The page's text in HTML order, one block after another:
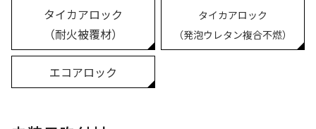
タイカアロック
（耐火被覆材）
タイカアロック
（発泡ウレタン複合不燃）
エコアロック